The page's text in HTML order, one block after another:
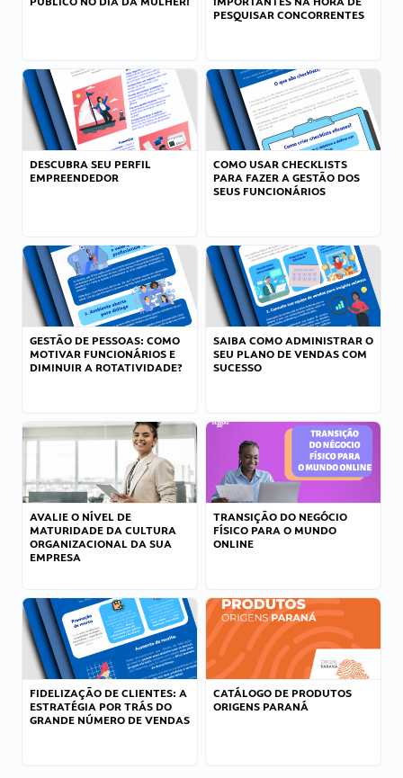
PESQUISAR CONCORRENTES
DESCUBRA SEU PERFIL
EMPREENDEDOR
COMO USAR CHECKLISTS
PARA FAZER A GESTÃO DOS
SEUS FUNCIONÁRIOS
GESTÃO DE PESSOAS: COMO
MOTIVAR FUNCIONÁRIOS E
DIMINUIR A ROTATIVIDADE?
SAIBA COMO ADMINISTRAR O
SEU PLANO DE VENDAS COM
SUCESSO
AVALIE O NÍVEL DE
MATURIDADE DA CULTURA
ORGANIZACIONAL DA SUA
EMPRESA
TRANSIÇÃO DO NEGÓCIO
FÍSICO PARA O MUNDO
ONLINE
FIDELIZAÇÃO DE CLIENTES: A
ESTRATÉGIA POR TRÁS DO
GRANDE NÚMERO DE VENDAS
CATÁLOGO DE PRODUTOS
ORIGENS PARANÁ